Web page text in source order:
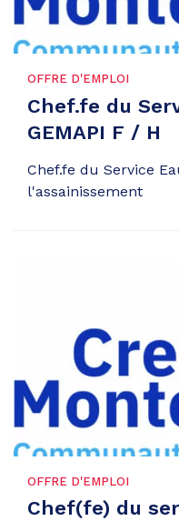
OFFRE D'EMPLOI
Chef.fe du
GEMAPI F / H
Chef.fe du Service
l'assainissement
OFFRE D'EMPLOI
Chef(fe) du